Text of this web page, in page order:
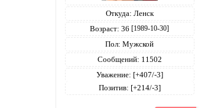
Откуда: Ленск
Возраст: 36[1989-10-30]
Пол: Мужской
Сообщений: 11502
Уважение: [+407/-3]
Позитив: [+214/-3]